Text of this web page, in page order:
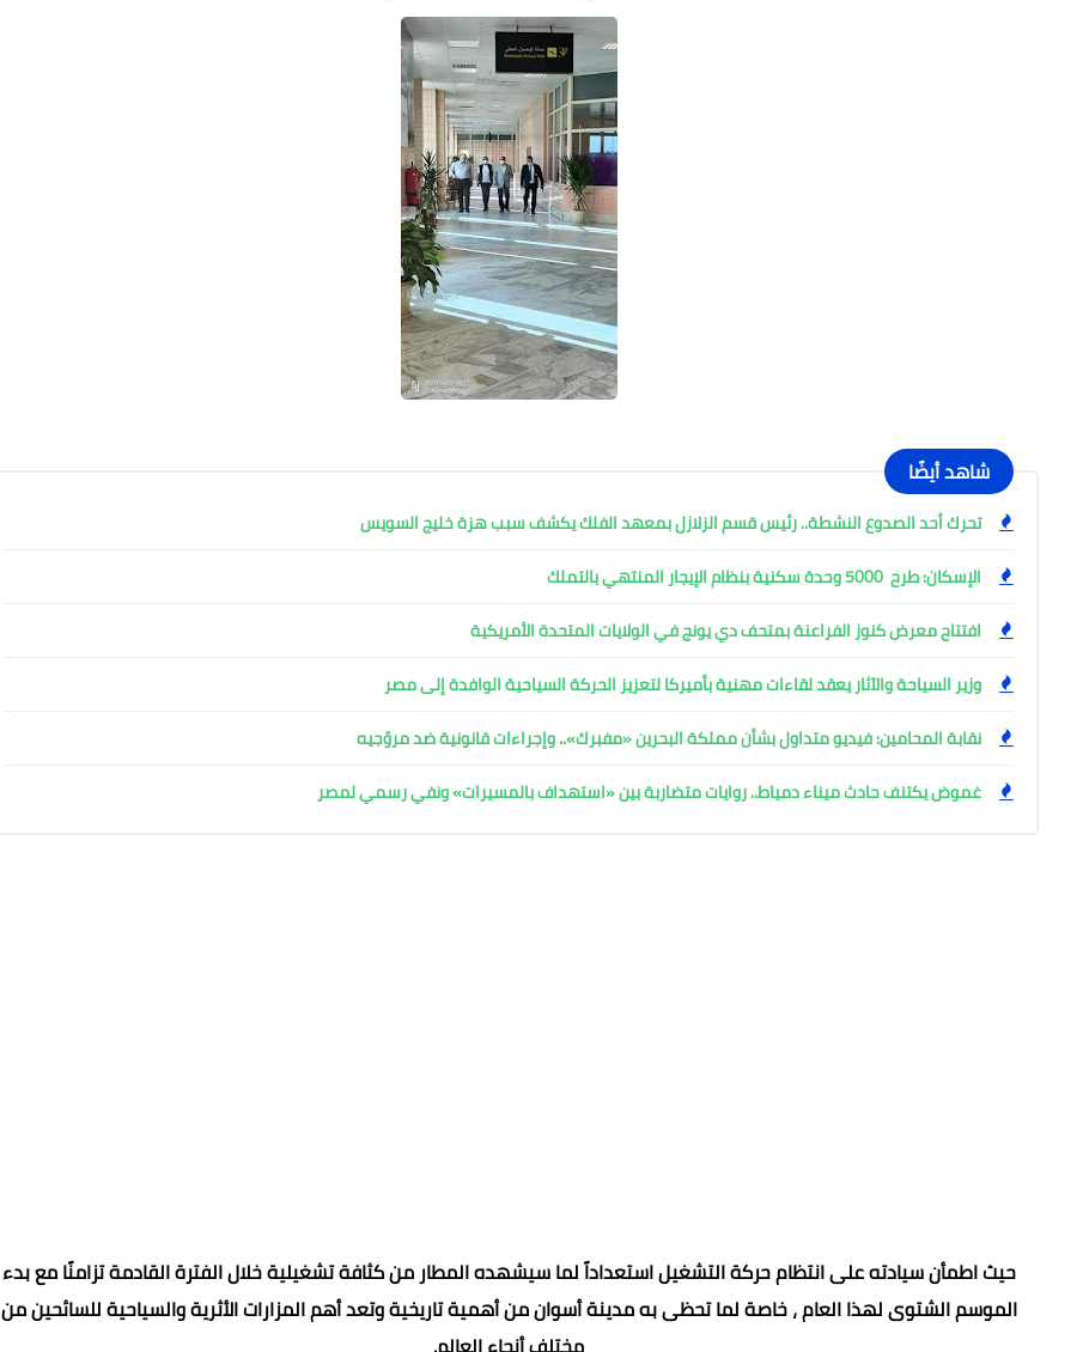
شاهد أيضًا
تحرك أحد الصدوع النشطة.. رئيس قسم الزلازل بمعهد الفلك يكشف سبب هزة خليج السويس
الإسكان: طرح 5000 وحدة سكنية بنظام الإيجار المنتهي بالتملك
افتتاح معرض كنوز الفراعنة بمتحف دي يونج في الولايات المتحدة الأمريكية
وزير السياحة والآثار يعقد لقاءات مهنية بأميركا لتعزيز الحركة السياحية الوافدة إلى مصر
نقابة المحامين: فيديو متداول بشأن مملكة البحرين «مفبرك».. وإجراءات قانونية ضد مروّجيه
غموض يكتنف حادث ميناء دمياط.. روايات متضاربة بين «استهداف بالمسيرات» ونفي رسمي لمصر
حيث اطمأن سيادته على انتظام حركة التشغيل استعداداً لما سيشهده المطار من كثافة تشغيلية خلال الفترة القادمة تزامنًا مع بدء
الموسم الشتوى لهذا العام ، خاصة لما تحظى به مدينة أسوان من أهمية تاريخية وتعد أهم المزارات الأثرية والسياحية للسائحين من